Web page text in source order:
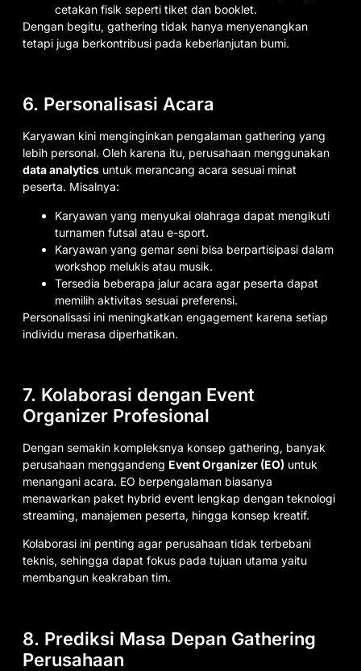
cetakan fisik seperti tiket dan booklet.
Dengan begitu, gathering tidak hanya menyenangkan
tetapi juga berkontribusi pada keberlanjutan bumi.
6. Personalisasi Acara
Karyawan kini menginginkan pengalaman gathering yang
lebih personal. Oleh karena itu, perusahaan menggunakan
data analytics untuk merancang acara sesuai minat
peserta. Misalnya:
Karyawan yang menyukai olahraga dapat mengikuti
turnamen futsal atau e-sport.
Karyawan yang gemar seni bisa berpartisipasi dalam
workshop melukis atau musik.
Tersedia beberapa jalur acara agar peserta dapat
memilih aktivitas sesuai preferensi.
Personalisasi ini meningkatkan engagement karena setiap
individu merasa diperhatikan.
7. Kolaborasi dengan Event
Organizer Profesional
Dengan semakin kompleksnya konsep gathering, banyak
perusahaan menggandeng Event Organizer (EO) untuk
menangani acara. EO berpengalaman biasanya
menawarkan paket hybrid event lengkap dengan teknologi
streaming, manajemen peserta, hingga konsep kreatif.
Kolaborasi ini penting agar perusahaan tidak terbebani
teknis, sehingga dapat fokus pada tujuan utama yaitu
membangun keakraban tim.
8. Prediksi Masa Depan Gathering
Perusahaan